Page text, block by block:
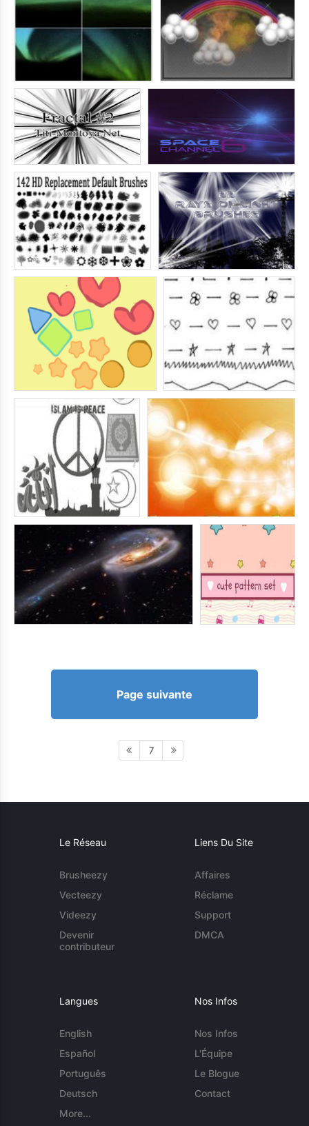
Page suivante
7
Le Réseau
Brusheezy
Vecteezy
Videezy
Devenir
contributeur
Liens Du Site
Affaires
Réclame
Support
DMCA
Langues
English
Español
Português
Deutsch
More...
Nos Infos
Nos Infos
L'Équipe
Le Blogue
Contact